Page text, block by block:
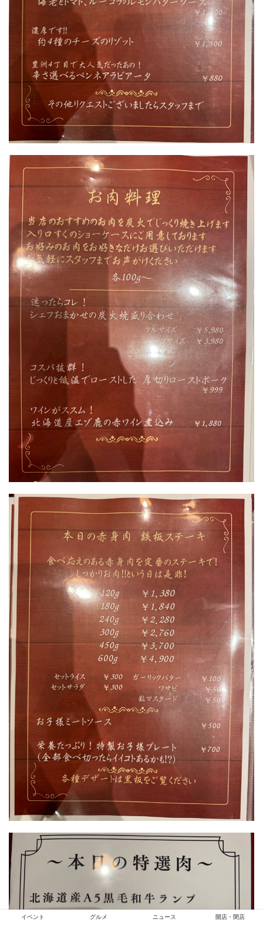
イベント グルメ ニュース 開店・閉店